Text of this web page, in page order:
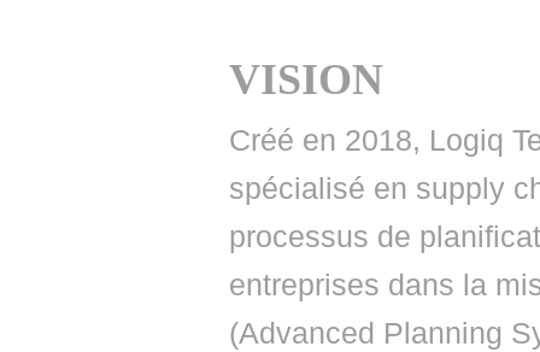
VISION
Créé en 2018, Logiq
spécialisé en supply
processus de
entreprises dans la
(Advanced Planning